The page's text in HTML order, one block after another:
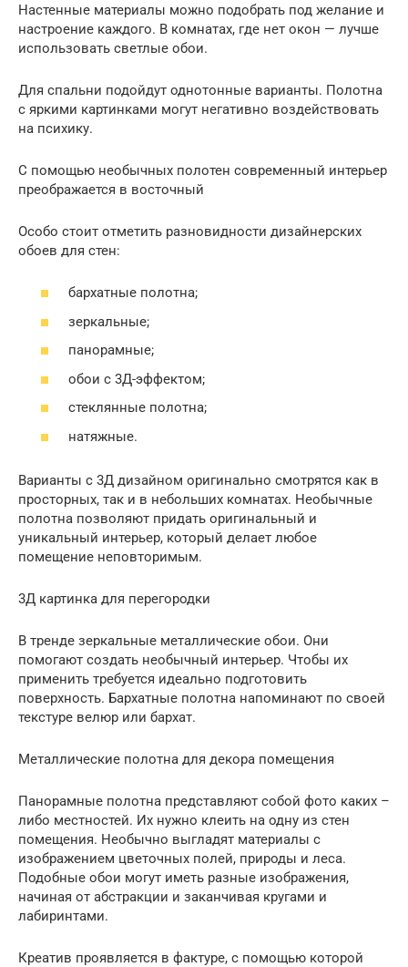
Настенные материалы можно подобрать под желание и
настроение каждого. В комнатах, где нет окон — лучше
использовать светлые обои.
Для спальни подойдут однотонные варианты. Полотна
с яркими картинками могут негативно воздействовать
на психику.
С помощью необычных полотен современный интерьер
преображается в восточный
Особо стоит отметить разновидности дизайнерских
обоев для стен:
бархатные полотна;
зеркальные;
панорамные;
обои с 3Д-эффектом;
стеклянные полотна;
натяжные.
Варианты с 3Д дизайном оригинально смотрятся как в
просторных, так и в небольших комнатах. Необычные
полотна позволяют придать оригинальный и
уникальный интерьер, который делает любое
помещение неповторимым.
3Д картинка для перегородки
В тренде зеркальные металлические обои. Они
помогают создать необычный интерьер. Чтобы их
применить требуется идеально подготовить
поверхность. Бархатные полотна напоминают по своей
текстуре велюр или бархат.
Металлические полотна для декора помещения
Панорамные полотна представляют собой фото каких –
либо местностей. Их нужно клеить на одну из стен
помещения. Необычно выгладят материалы с
изображением цветочных полей, природы и леса.
Подобные обои могут иметь разные изображения,
начиная от абстракции и заканчивая кругами и
лабиринтами.
Креатив проявляется в фактуре, с помощью которой